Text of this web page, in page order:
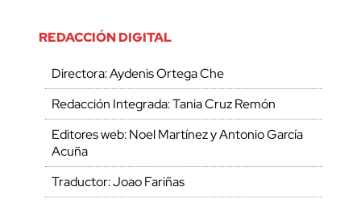
REDACCIÓN DIGITAL
Directora: Aydenis Ortega Che
Redacción Integrada: Tania Cruz Remón
Editores web: Noel Martínez y Antonio García
Acuña
Traductor: Joao Fariñas